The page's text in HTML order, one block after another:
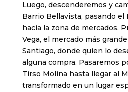
Luego, descenderemos y
Barrio Bellavista, pasando
hacia la zona de mercados.
Vega, el mercado más
Santiago, donde quien lo
alguna compra. Pasaremos
Tirso Molina hasta llegar al
transformado en un lugar